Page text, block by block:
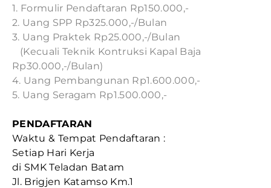
1. Formulir Pendaftaran Rp150.000,-
2. Uang SPP Rp325.000,-/Bulan
3. Uang Praktek Rp25.000,-/Bulan
(Kecuali Teknik Kontruksi Kapal Baja
Rp30.000,-/Bulan)
4. Uang Pembangunan Rp1.600.000,-
5. Uang Seragam Rp1.500.000,-
PENDAFTARAN
Waktu & Tempat Pendaftaran :
Setiap Hari Kerja
di SMK Teladan Batam
Jl. Brigjen Katamso Km.1